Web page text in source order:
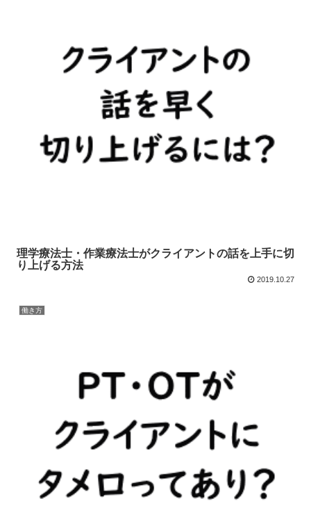
理学療法士・作業療法士がクライアントの話を上手に切
り上げる方法
2019.10.27
働き方